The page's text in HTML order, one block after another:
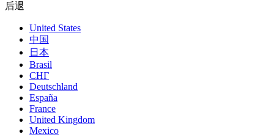
后退
United States
中国
日本
Brasil
СНГ
Deutschland
España
France
United Kingdom
Mexico